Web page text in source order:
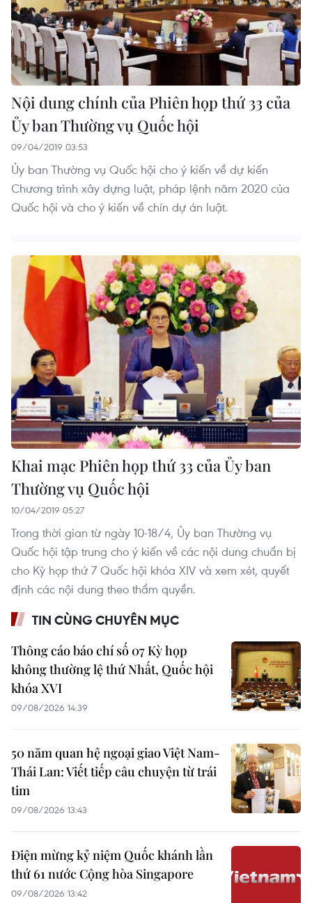
Nội dung chính của Phiên họp thứ 33 của
Ủy ban Thường vụ Quốc hội
09/04/2019 03:53
Ủy ban Thường vụ Quốc hội cho ý kiến về dự kiến
Chương trình xây dựng luật, pháp lệnh năm 2020 của
Quốc hội và cho ý kiến về chín dự án luật.
Khai mạc Phiên họp thứ 33 của Ủy ban
Thường vụ Quốc hội
10/04/2019 05:27
Trong thời gian từ ngày 10-18/4, Ủy ban Thường vụ
Quốc hội tập trung cho ý kiến về các nội dung chuẩn bị
cho Kỳ họp thứ 7 Quốc hội khóa XIV và xem xét, quyết
định các nội dung theo thẩm quyền.
TIN CÙNG CHUYÊN MỤC
Thông cáo báo chí số 07 Kỳ họp
không thường lệ thứ Nhất, Quốc hội
khóa XVI
09/08/2026 14:39
50 năm quan hệ ngoại giao Việt Nam-
Thái Lan: Viết tiếp câu chuyện từ trái
tim
09/08/2026 13:43
Điện mừng kỷ niệm Quốc khánh lần
thứ 61 nước Cộng hòa Singapore
09/08/2026 13:42